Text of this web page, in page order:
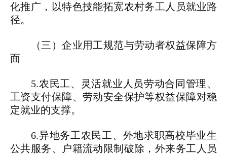
化推广，以特色技能拓宽农村务工人员就业路
径。
（三）企业用工规范与劳动者权益保障方
面
5.农民工、灵活就业人员劳动合同管理、
工资支付保障、劳动安全保护等权益保障对稳
定就业的支撑。
6.异地务工农民工、外地求职高校毕业生
公共服务、户籍流动限制破除，外来务工人员